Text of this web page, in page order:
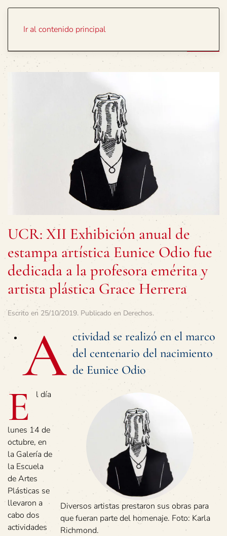
Ir al contenido principal
UCR: XII Exhibición anual de
estampa artística Eunice Odio fue
dedicada a la profesora emérita y
artista plástica Grace Herrera
Escrito en 25/10/2019. Publicado en Derechos.
A ctividad se realizó en el marco
del centenario del nacimiento
de Eunice Odio
Diversos artistas prestaron sus obras para
que fueran parte del homenaje. Foto: Karla
Richmond.
E l día
lunes 14 de
octubre, en
la Galería de
la Escuela
de Artes
Plásticas se
llevaron a
cabo dos
actividades